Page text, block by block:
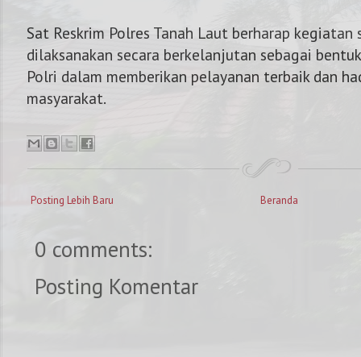
Sat Reskrim Polres Tanah Laut berharap
dilaksanakan secara berkelanjutan sebagai
Polri dalam memberikan pelayanan terbaik dan
masyarakat.
Posting Lebih Baru Beranda
0 comments:
Posting Komentar